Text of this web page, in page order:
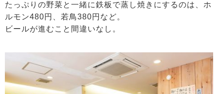
たっぷりの野菜と一緒に鉄板で蒸し焼きにするのは、ホ
ルモン480円、若鳥380円など。
ビールが進むこと間違いなし。